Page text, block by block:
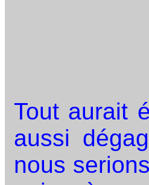
Tout aurait
aussi
nous